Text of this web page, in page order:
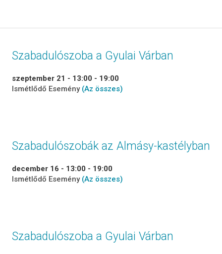
Szabadulószoba a Gyulai Várban
szeptember 21 - 13:00 - 19:00
Ismétlődő Esemény (Az összes)
Szabadulószobák az Almásy-kastélyban
december 16 - 13:00 - 19:00
Ismétlődő Esemény (Az összes)
Szabadulószoba a Gyulai Várban